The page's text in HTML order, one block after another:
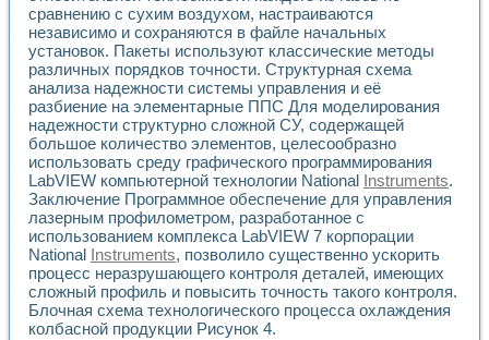
сравнению с сухим воздухом, настраиваются
независимо и сохраняются в файле начальных
установок. Пакеты используют классические методы
различных порядков точности. Структурная схема
анализа надежности системы управления и её
разбиение на элементарные ППС Для моделирования
надежности структурно сложной СУ, содержащей
большое количество элементов, целесообразно
использовать среду графического программирования
LabVIEW компьютерной технологии National Instruments.
Заключение Программное обеспечение для управления
лазерным профилометром, разработанное с
использованием комплекса LabVIEW 7 корпорации
National Instruments, позволило существенно ускорить
процесс неразрушающего контроля деталей, имеющих
сложный профиль и повысить точность такого контроля.
Блочная схема технологического процесса охлаждения
колбасной продукции Рисунок 4.